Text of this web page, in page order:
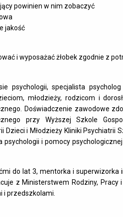
powinien w nim zobaczyć
jakość
i wyposażać żłobek zgodnie z
psychologii, specjalista
młodzieży, rodzicom i
Doświadczenie zawodowe
przy Wyższej Szkole
i Młodzieży Kliniki Psychiatrii
i pomocy
do lat 3, mentorka i superwizorka
z Ministerstwem Rodziny, Pracy
i przedszkolami.